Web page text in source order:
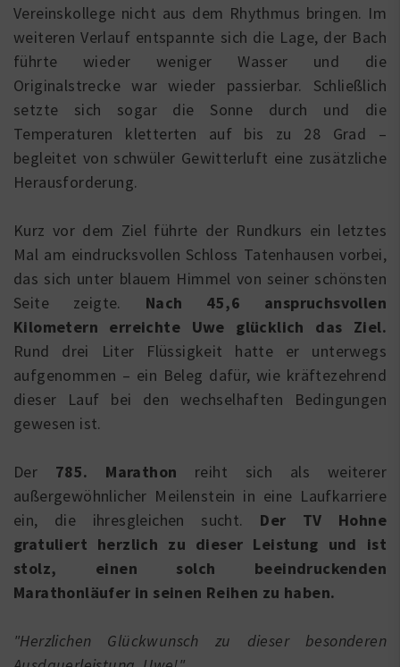
Vereinskollege nicht aus dem Rhythmus bringen. Im
weiteren Verlauf entspannte sich die Lage, der Bach
führte wieder weniger Wasser und die
Originalstrecke war wieder passierbar. Schließlich
setzte sich sogar die Sonne durch und die
Temperaturen kletterten auf bis zu 28 Grad –
begleitet von schwüler Gewitterluft eine zusätzliche
Herausforderung.
Kurz vor dem Ziel führte der Rundkurs ein letztes
Mal am eindrucksvollen Schloss Tatenhausen vorbei,
das sich unter blauem Himmel von seiner schönsten
Seite zeigte. Nach 45,6 anspruchsvollen
Kilometern erreichte Uwe glücklich das Ziel.
Rund drei Liter Flüssigkeit hatte er unterwegs
aufgenommen – ein Beleg dafür, wie kräftezehrend
dieser Lauf bei den wechselhaften Bedingungen
gewesen ist.
Der 785. Marathon reiht sich als weiterer
außergewöhnlicher Meilenstein in eine Laufkarriere
ein, die ihresgleichen sucht. Der TV Hohne
gratuliert herzlich zu dieser Leistung und ist
stolz, einen solch beeindruckenden
Marathonläufer in seinen Reihen zu haben.
"Herzlichen Glückwunsch zu dieser besonderen